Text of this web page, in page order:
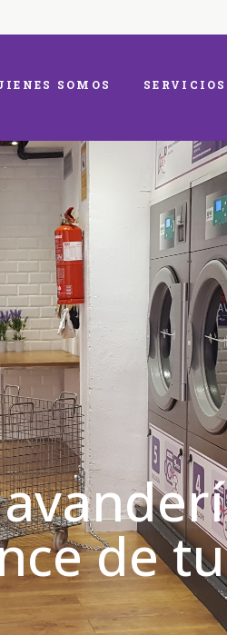
SOMOS SERVICIOS
de